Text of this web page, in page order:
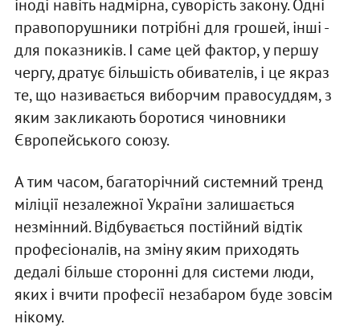
іноді навіть надмірна, суворість закону. Одні
правопорушники потрібні для грошей, інші -
для показників. І саме цей фактор, у першу
чергу, дратує більшість обивателів, і це якраз
те, що називається виборчим правосуддям, з
яким закликають боротися чиновники
Європейського союзу.
А тим часом, багаторічний системний тренд
міліції незалежної України залишається
незмінний. Відбувається постійний відтік
професіоналів, на зміну яким приходять
дедалі більше сторонні для системи люди,
яких і вчити професії незабаром буде зовсім
нікому.